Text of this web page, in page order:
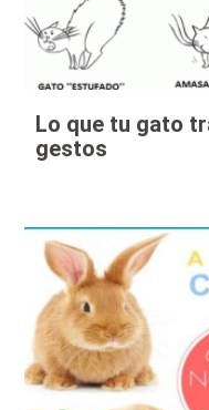
Lo que tu gato
gestos